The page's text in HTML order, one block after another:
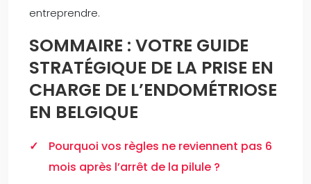
entreprendre.
SOMMAIRE : VOTRE GUIDE
STRATÉGIQUE DE LA PRISE EN
CHARGE DE L’ENDOMÉTRIOSE
EN BELGIQUE
Pourquoi vos règles ne reviennent pas 6
mois après l’arrêt de la pilule ?